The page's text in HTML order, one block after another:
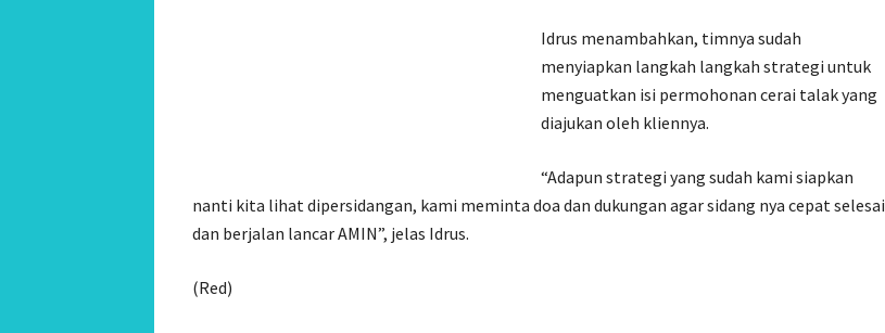
Idrus menambahkan, timnya sudah
menyiapkan langkah langkah strategi untuk
menguatkan isi permohonan cerai talak yang
diajukan oleh kliennya.
“Adapun strategi yang sudah kami siapkan
nanti kita lihat dipersidangan, kami meminta doa dan dukungan agar sidang nya cepat selesai
dan berjalan lancar AMIN”, jelas Idrus.
(Red)